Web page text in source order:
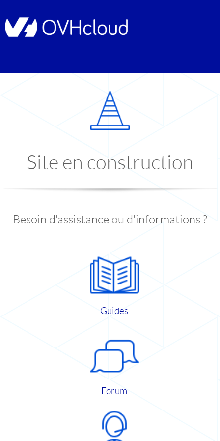
Site en construction
Besoin d'assistance ou d'informations ?
Guides
Forum